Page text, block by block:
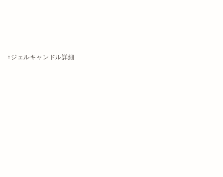
↑ジェルキャンドル詳細